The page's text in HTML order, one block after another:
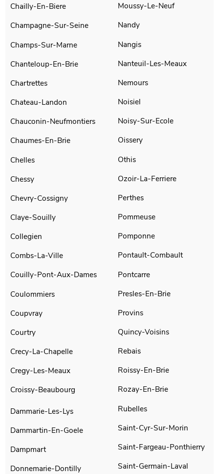
Chailly-En-Biere
Champagne-Sur-Seine
Champs-Sur-Marne
Chanteloup-En-Brie
Chartrettes
Chateau-Landon
Chauconin-Neufmontiers
Chaumes-En-Brie
Chelles
Chessy
Chevry-Cossigny
Claye-Souilly
Collegien
Combs-La-Ville
Couilly-Pont-Aux-Dames
Coulommiers
Coupvray
Courtry
Crecy-La-Chapelle
Cregy-Les-Meaux
Croissy-Beaubourg
Dammarie-Les-Lys
Dammartin-En-Goele
Dampmart
Donnemarie-Dontilly
Moussy-Le-Neuf
Nandy
Nangis
Nanteuil-Les-Meaux
Nemours
Noisiel
Noisy-Sur-Ecole
Oissery
Othis
Ozoir-La-Ferriere
Perthes
Pommeuse
Pomponne
Pontault-Combault
Pontcarre
Presles-En-Brie
Provins
Quincy-Voisins
Rebais
Roissy-En-Brie
Rozay-En-Brie
Rubelles
Saint-Cyr-Sur-Morin
Saint-Fargeau-Ponthierry
Saint-Germain-Laval